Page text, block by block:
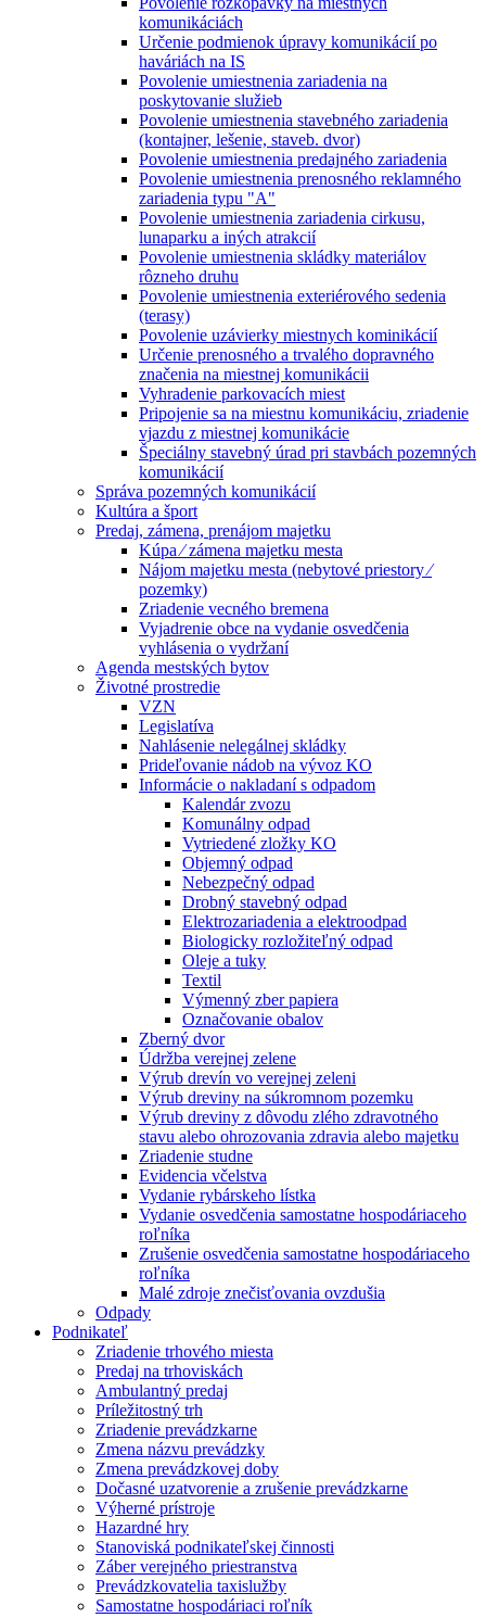
komunikáciách
Určenie podmienok úpravy komunikácií po
haváriách na IS
Povolenie umiestnenia zariadenia na
poskytovanie služieb
Povolenie umiestnenia stavebného zariadenia
(kontajner, lešenie, staveb. dvor)
Povolenie umiestnenia predajného zariadenia
Povolenie umiestnenia prenosného reklamného
zariadenia typu "A"
Povolenie umiestnenia zariadenia cirkusu,
lunaparku a iných atrakcií
Povolenie umiestnenia skládky materiálov
rôzneho druhu
Povolenie umiestnenia exteriérového sedenia
(terasy)
Povolenie uzávierky miestnych kominikácií
Určenie prenosného a trvalého dopravného
značenia na miestnej komunikácii
Vyhradenie parkovacích miest
Pripojenie sa na miestnu komunikáciu, zriadenie
vjazdu z miestnej komunikácie
Špeciálny stavebný úrad pri stavbách pozemných
komunikácií
Správa pozemných komunikácií
Kultúra a šport
Predaj, zámena, prenájom majetku
Kúpa ⁄ zámena majetku mesta
Nájom majetku mesta (nebytové priestory ⁄
pozemky)
Zriadenie vecného bremena
Vyjadrenie obce na vydanie osvedčenia
vyhlásenia o vydržaní
Agenda mestských bytov
Životné prostredie
VZN
Legislatíva
Nahlásenie nelegálnej skládky
Prideľovanie nádob na vývoz KO
Informácie o nakladaní s odpadom
Kalendár zvozu
Komunálny odpad
Vytriedené zložky KO
Objemný odpad
Nebezpečný odpad
Drobný stavebný odpad
Elektrozariadenia a elektroodpad
Biologicky rozložiteľný odpad
Oleje a tuky
Textil
Výmenný zber papiera
Označovanie obalov
Zberný dvor
Údržba verejnej zelene
Výrub drevín vo verejnej zeleni
Výrub dreviny na súkromnom pozemku
Výrub dreviny z dôvodu zlého zdravotného
stavu alebo ohrozovania zdravia alebo majetku
Zriadenie studne
Evidencia včelstva
Vydanie rybárskeho lístka
Vydanie osvedčenia samostatne hospodáriaceho
roľníka
Zrušenie osvedčenia samostatne hospodáriaceho
roľníka
Malé zdroje znečisťovania ovzdušia
Odpady
Podnikateľ
Zriadenie trhového miesta
Predaj na trhoviskách
Ambulantný predaj
Príležitostný trh
Zriadenie prevádzkarne
Zmena názvu prevádzky
Zmena prevádzkovej doby
Dočasné uzatvorenie a zrušenie prevádzkarne
Výherné prístroje
Hazardné hry
Stanoviská podnikateľskej činnosti
Záber verejného priestranstva
Prevádzkovatelia taxislužby
Samostatne hospodáriaci roľník